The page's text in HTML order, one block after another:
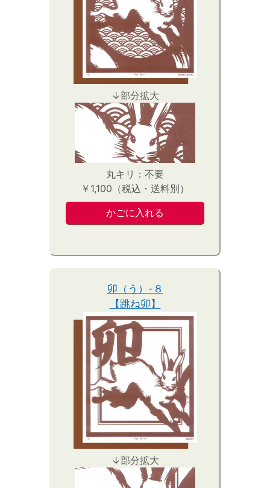
↓部分拡大
丸キリ：不要
￥1,100（税込・送料別）
卯（う）-８
【跳ね卯】
↓部分拡大